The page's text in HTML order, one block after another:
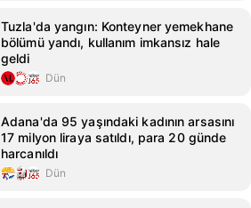
Tuzla'da yangın: Konteyner yemekhane
bölümü yandı, kullanım imkansız hale
geldi
Dün
Adana'da 95 yaşındaki kadının arsasını
17 milyon liraya satıldı, para 20 günde
harcanıldı
Dün